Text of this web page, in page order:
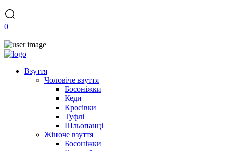
0
Взуття
Чоловіче взуття
Босоніжки
Кеди
Кросівки
Туфлі
Шльопанці
Жіноче взуття
Босоніжки